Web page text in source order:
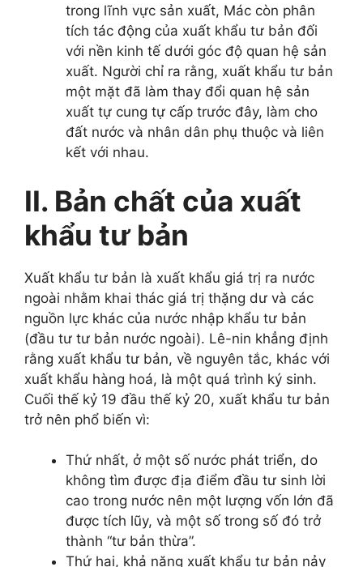
trong lĩnh vực sản xuất, Mác còn phân
tích tác động của xuất khẩu tư bản đối
với nền kinh tế dưới góc độ quan hệ sản
xuất. Người chỉ ra rằng, xuất khẩu tư bản
một mặt đã làm thay đổi quan hệ sản
xuất tự cung tự cấp trước đây, làm cho
đất nước và nhân dân phụ thuộc và liên
kết với nhau.
II. Bản chất của xuất
khẩu tư bản
Xuất khẩu tư bản là xuất khẩu giá trị ra nước
ngoài nhằm khai thác giá trị thặng dư và các
nguồn lực khác của nước nhập khẩu tư bản
(đầu tư tư bản nước ngoài). Lê-nin khẳng định
rằng xuất khẩu tư bản, về nguyên tắc, khác với
xuất khẩu hàng hoá, là một quá trình ký sinh.
Cuối thế kỷ 19 đầu thế kỷ 20, xuất khẩu tư bản
trở nên phổ biến vì:
Thứ nhất, ở một số nước phát triển, do
không tìm được địa điểm đầu tư sinh lời
cao trong nước nên một lượng vốn lớn đã
được tích lũy, và một số trong số đó trở
thành “tư bản thừa”.
Thứ hai, khả năng xuất khẩu tư bản nảy